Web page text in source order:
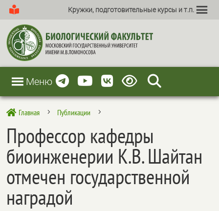
Кружки, подготовительные курсы и т.п.
Меню
 Главная 5 Публикации 5
Профессор кафедры
биоинженерии К.В. Шайтан
отмечен государственной
наградой